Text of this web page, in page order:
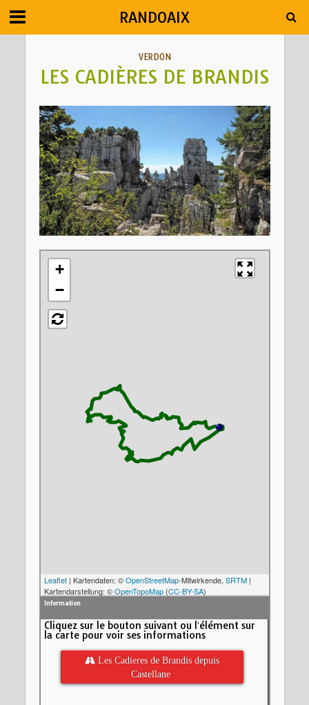
RANDOAIX
VERDON
LES CADIÈRES DE BRANDIS
+
−
Leaflet| Kartendaten: ©OpenStreetMap-Mitwirkende, SRTM|
Kartendarstellung: ©OpenTopoMap(CC-BY-SA)
 Les Cadieres de Brandis depuis
Castellane
Information
Cliquez sur le bouton suivant ou l′élément sur
la carte pour voir ses informations